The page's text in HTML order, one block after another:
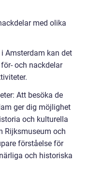
med olika
Amsterdam kan det
och nackdelar
Att besöka de
ger dig möjlighet
och kulturella
Rijksmuseum och
förståelse för
och historiska